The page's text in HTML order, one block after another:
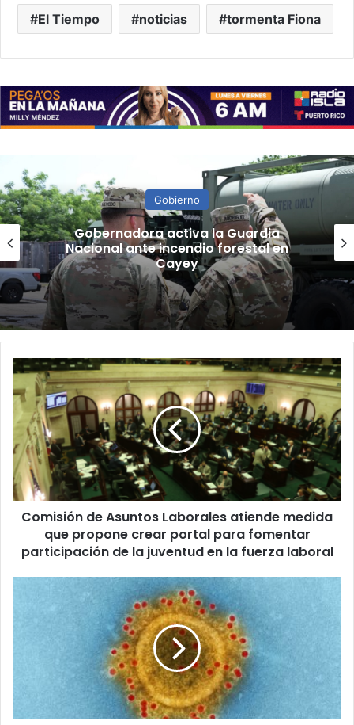
El Tiempo noticias tormenta Fiona
Gobierno
“Camisa hecha a la medida”:
Planificador cuestiona aprobación
de consulta de ubicación de Esencia
Comisión
Asuntos
Laborales
atiende
medida
que
propone
crear
portal
fomentar
juventud
Comisión de Asuntos Laborales atiende medida
que propone crear portal para fomentar
participación de la juventud en la fuerza laboral
COVID-